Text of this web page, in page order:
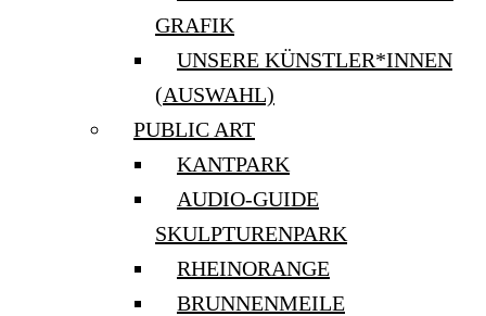
GRAFIK
UNSERE KÜNSTLER*INNEN
(AUSWAHL)
PUBLIC ART
KANTPARK
AUDIO-GUIDE
SKULPTURENPARK
RHEINORANGE
BRUNNENMEILE